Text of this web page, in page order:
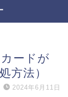
ードが
方法）
2024年6月11日